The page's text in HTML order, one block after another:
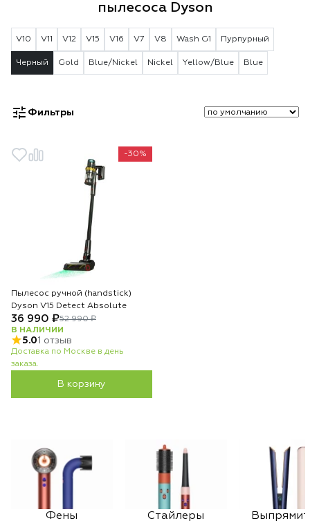
пылесоса Dyson
V10 V11 V12 V15 V16 V7 V8 Wash G1 Пурпурный
Черный Gold Blue/Nickel Nickel Yellow/Blue Blue
Фильтры
-30%
Пылесос ручной (handstick)
Dyson V15 Detect Absolute
36 990 ₽52 990 ₽
В НАЛИЧИИ
5.01 отзыв
Доставка по Москве в день
заказа.
В корзину
Фены Стайлеры